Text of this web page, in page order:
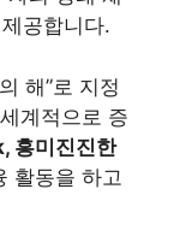
공합니다.
해”로 지정
계적으로 증
흥미진진한
활동을 하고